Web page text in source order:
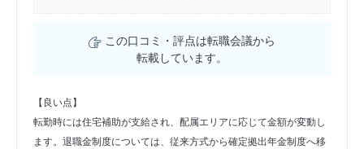
この口コミ・評点は転職会議から
転載しています。
【良い点】
転勤時には住宅補助が支給され、配属エリアに応じて金額が変動し
ます。退職金制度については、従来方式から確定拠出年金制度へ移